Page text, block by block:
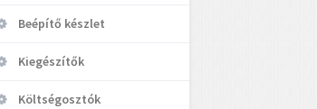
Beépítő készlet
Kiegészítők
Költségosztók